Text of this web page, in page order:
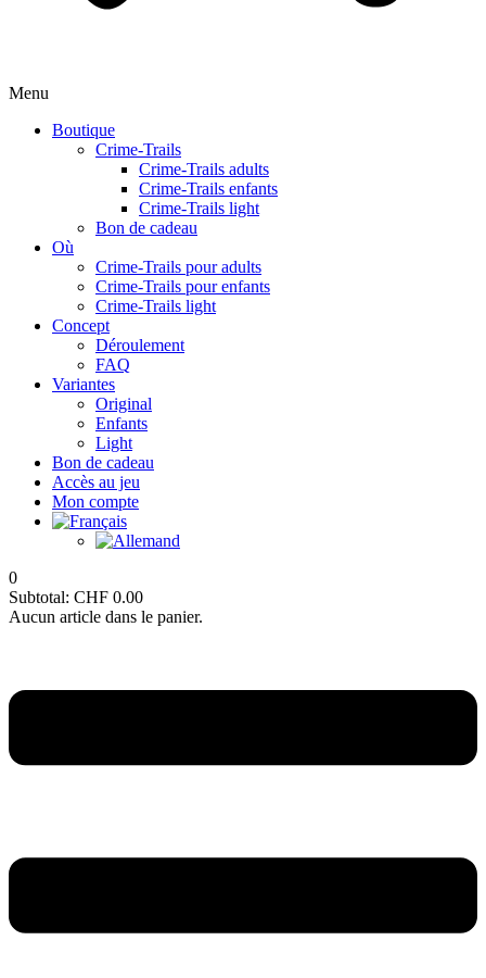
Menu
Boutique
Crime-Trails
Crime-Trails adults
Crime-Trails enfants
Crime-Trails light
Bon de cadeau
Où
Crime-Trails pour adults
Crime-Trails pour enfants
Crime-Trails light
Concept
Déroulement
FAQ
Variantes
Original
Enfants
Light
Bon de cadeau
Accès au jeu
Mon compte
0
Subtotal: CHF 0.00
Aucun article dans le panier.